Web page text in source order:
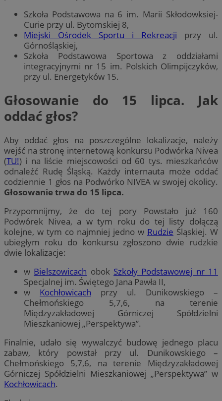
Szkoła Podstawowa na 6 im. Marii Skłodowksiej-
Curie przy ul. Bytomskiej 8,
Miejski Ośrodek Sportu i Rekreacji przy ul.
Górnośląskiej,
Szkoła Podstawowa Sportowa z oddziałami
integracyjnymi nr 15 im. Polskich Olimpijczyków,
przy ul. Energetyków 15.
Głosowanie do 15 lipca. Jak
oddać głos?
Aby oddać głos na poszczególne lokalizacje, należy
wejść na stronę internetową konkursu Podwórka Nivea
(TU!) i na liście miejscowości od 60 tys. mieszkańców
odnaleźć Rudę Śląską. Każdy internauta może oddać
codziennie 1 głos na Podwórko NIVEA w swojej okolicy.
Głosowanie trwa do 15 lipca.
Przypomnijmy, że do tej pory Powstało już 160
Podwórek Nivea, a w tym roku do tej listy dołączą
kolejne, w tym co najmniej jedno w Rudzie Śląskiej. W
ubiegłym roku do konkursu zgłoszono dwie rudzkie
dwie lokalizacje:
w Bielszowicach obok Szkoły Podstawowej nr 11
Specjalnej im. Świętego Jana Pawła II,
w Kochłowicach przy ul. Dunikowskiego –
Chełmońskiego 5,7,6, na terenie
Międzyzakładowej Górniczej Spółdzielni
Mieszkaniowej „Perspektywa”.
Finalnie, udało się wywalczyć budowę jednego placu
zabaw, który powstał przy ul. Dunikowskiego –
Chełmońskiego 5,7,6, na terenie Międzyzakładowej
Górniczej Spółdzielni Mieszkaniowej „Perspektywa” w
Kochłowicach.